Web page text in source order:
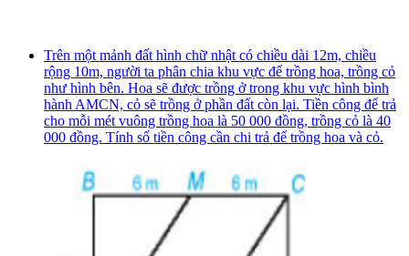
Trên một mảnh đất hình chữ nhật có chiều dài 12m, chiều
rộng 10m, người ta phân chia khu vực để trồng hoa, trồng cỏ
như hình bên. Hoa sẽ được trồng ở trong khu vực hình bình
hành AMCN, cỏ sẽ trồng ở phần đất còn lại. Tiền công để trả
cho mỗi mét vuông trồng hoa là 50 000 đồng, trồng cỏ là 40
000 đồng. Tính số tiền công cần chi trả để trồng hoa và cỏ.